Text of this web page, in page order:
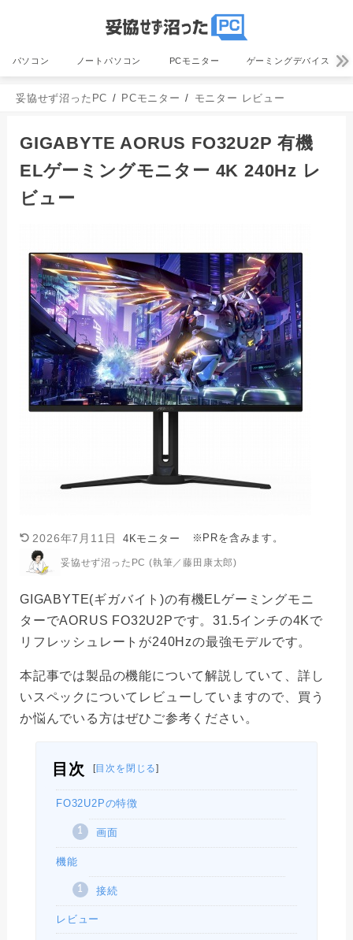
パソコン ノートパソコン PCモニター ゲーミングデバイス
妥協せず沼ったPC PCモニター モニター レビュー
GIGABYTE AORUS FO32U2P 有機
ELゲーミングモニター 4K 240Hz レ
ビュー
2026年7月11日 4Kモニター ※PRを含みます。
妥協せず沼ったPC (執筆／藤田康太郎)
GIGABYTE(ギガバイト)の有機ELゲーミングモニ
ターでAORUS FO32U2Pです。31.5インチの4Kで
リフレッシュレートが240Hzの最強モデルです。
本記事では製品の機能について解説していて、詳し
いスペックについてレビューしていますので、買う
か悩んでいる方はぜひご参考ください。
目次 目次を閉じる
FO32U2Pの特徴
画面
機能
接続
レビュー